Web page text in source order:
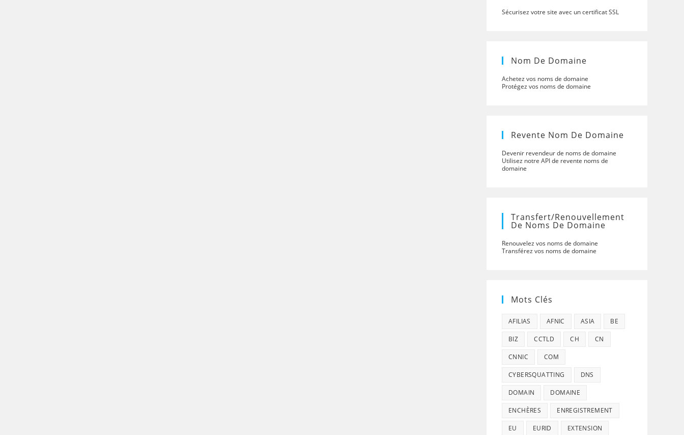
Sécurisez votre site avec un certificat SSL
Nom De Domaine
Achetez vos noms de domaine
Protégez vos noms de domaine
Revente Nom De Domaine
Devenir revendeur de noms de domaine
Utilisez notre API de revente noms de
domaine
Transfert/renouvellement
De Noms De Domaine
Renouvelez vos noms de domaine
Transférez vos noms de domaine
Mots Clés
AFILIAS AFNIC ASIA BE
BIZ CCTLD CH CN
CNNIC COM
CYBERSQUATTING DNS
DOMAIN DOMAINE
ENCHÈRES ENREGISTREMENT
EU EURID EXTENSION